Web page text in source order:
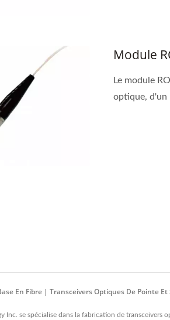
Module
Le module
optique, d'un
En Fibre | Transceivers Optiques De Pointe
Inc. se spécialise dans la fabrication de